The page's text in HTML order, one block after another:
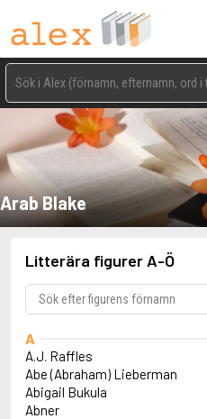
Arab Blake
Litterära figurer A-Ö
A
A.J. Raffles
Abe (Abraham) Lieberman
Abigail Bukula
Abner